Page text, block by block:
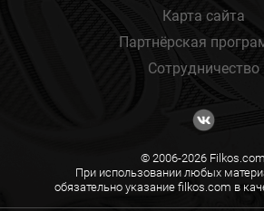
Карта сайта
Партнёрская
Сотрудничество
© 2006-2026 Filkos.com
При использовании любых
обязательно указание filkos.com в